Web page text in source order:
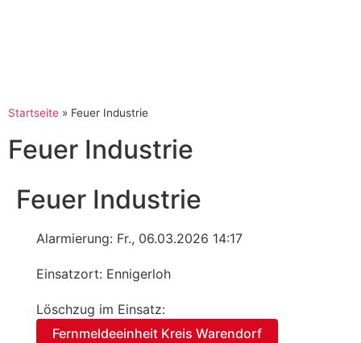
Startseite » Feuer Industrie
Feuer Industrie
Feuer Industrie
Alarmierung: Fr., 06.03.2026 14:17
Einsatzort: Ennigerloh
Löschzug im Einsatz:
Fernmeldeeinheit Kreis Warendorf